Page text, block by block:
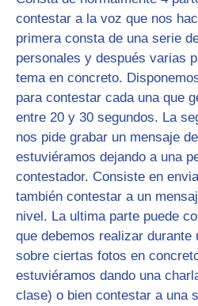
contestar a la voz que nos
primera consta de una serie
personales y después varias
tema en concreto.
para contestar cada una que
entre 20 y 30 segundos. La
nos pide grabar un mensaje
estuviéramos dejando a una
contestador. Consiste en
también contestar a un
nivel. La ultima parte puede
que debemos realizar durante
sobre ciertas fotos en
estuviéramos dando una
clase) o bien contestar a una